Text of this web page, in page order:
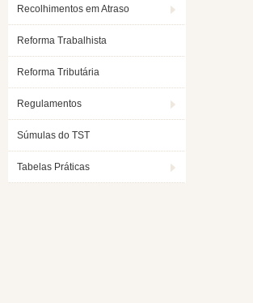
Recolhimentos em Atraso
Reforma Trabalhista
Reforma Tributária
Regulamentos
Súmulas do TST
Tabelas Práticas